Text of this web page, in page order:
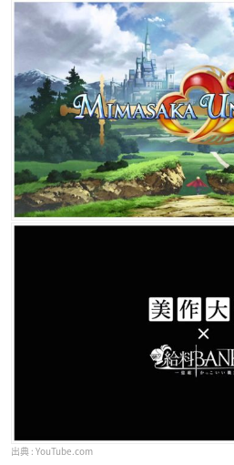
YouTube.com